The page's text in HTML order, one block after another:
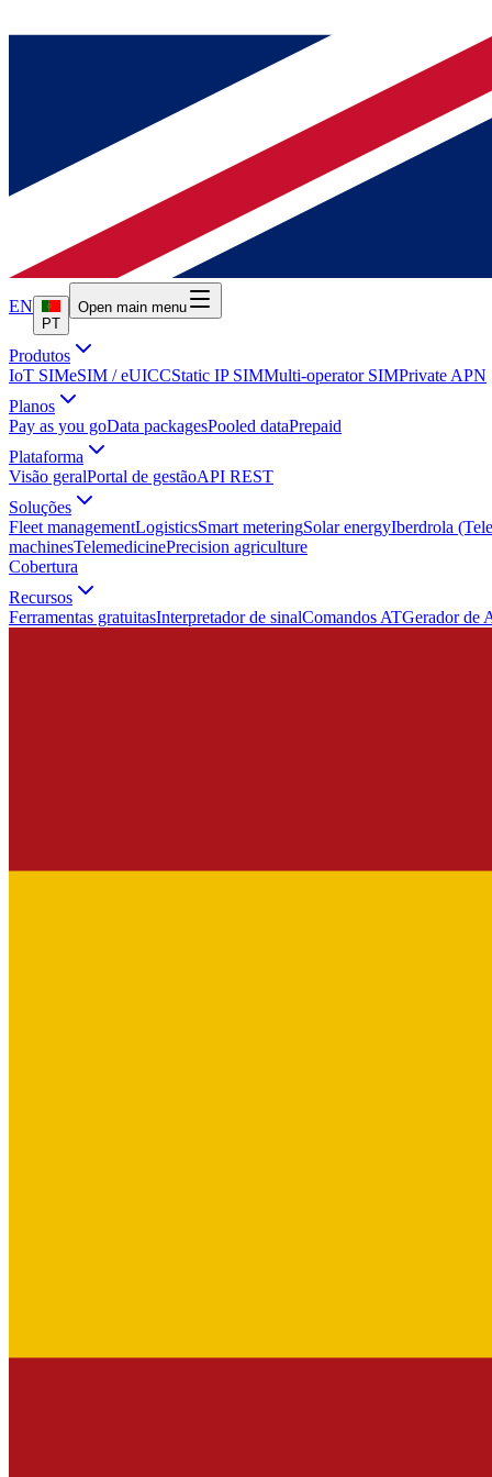
EN
PT
Open main menu
Produtos
IoT SIMeSIM / eUICCStatic IP SIMMulti-operator SIMPrivate APN
Planos
Pay as you goData packagesPooled dataPrepaid
Plataforma
Visão geralPortal de gestãoAPI REST
Soluções
Fleet managementLogisticsSmart meteringSolar energyIberdrola
machinesTelemedicinePrecision agriculture
Cobertura
Recursos
Ferramentas gratuitasInterpretador de sinalComandos ATGerador de